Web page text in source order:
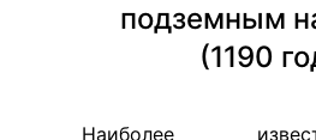
подземным
(1190
Наиболее